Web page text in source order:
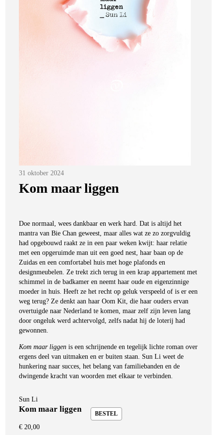
Kom maar liggen
€20,00
BESTEL
Posted
on
31 oktober 2024
Kom maar liggen
Doe normaal, wees dankbaar en werk hard. Dat is altijd het
mantra van Bie Chan geweest, maar alles wat ze zo zorgvuldig
had opgebouwd raakt ze in een paar weken kwijt: haar relatie
met een opgeruimde man uit een goed nest, haar baan op de
Zuidas en een comfortabel huis met hoge plafonds en
designmeubelen. Ze trekt zich terug in een krap appartement met
schimmel in de badkamer en neemt haar oude en eigenzinnige
moeder in huis. Heeft ze het recht op geluk verspeeld of is er een
weg terug? Ze denkt aan haar Oom Kit, die haar ouders ervan
overtuigde naar Nederland te komen, maar zelf zijn leven lang
door ongeluk werd achtervolgd, zelfs nadat hij de loterij had
gewonnen.
Kom maar liggen is een schrijnende en tegelijk lichte roman over
ergens deel van uitmaken en er buiten staan. Sun Li weet de
hunkering naar succes, het belang van familiebanden en de
dwingende kracht van woorden met elkaar te verbinden.
Sun Li
Kom maar liggen
€ 20,00
BESTEL